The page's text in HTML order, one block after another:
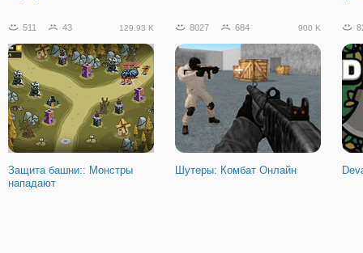
511 43 129.93 K
Защита башни:: Монстры
нападают
8027 684 900 K
Шутеры: Комбат Онлайн